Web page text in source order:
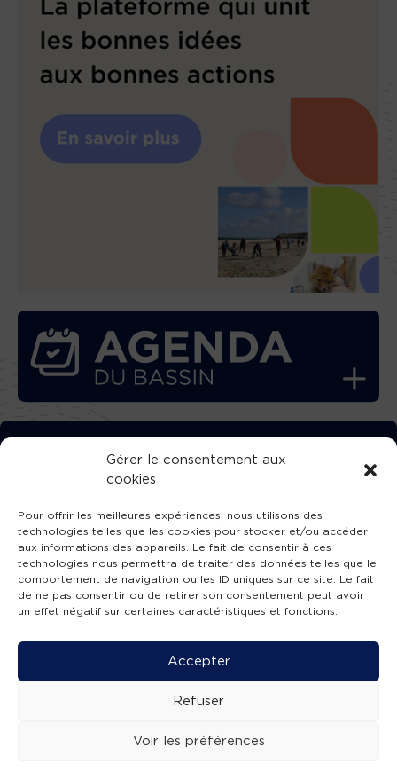
Gérer le consentement aux
cookies
Pour offrir les meilleures expériences, nous utilisons des
technologies telles que les cookies pour stocker et/ou accéder
aux informations des appareils. Le fait de consentir à ces
technologies nous permettra de traiter des données telles que le
comportement de navigation ou les ID uniques sur ce site. Le fait
de ne pas consentir ou de retirer son consentement peut avoir
un effet négatif sur certaines caractéristiques et fonctions.
Accepter
Refuser
Voir les préférences
TÉLÉCHARGEZ GRATUITEMENT
L’APPLICATION TVBA !
SUIVEZ-NOUS !
Mentions légales -Accessibilité